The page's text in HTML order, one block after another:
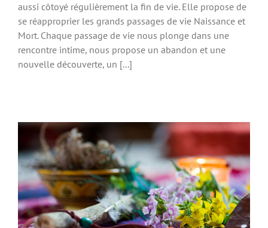
aussi côtoyé régulièrement la fin de vie. Elle propose de
se réapproprier les grands passages de vie Naissance et
Mort. Chaque passage de vie nous plonge dans une
rencontre intime, nous propose un abandon et une
nouvelle découverte, un [...]